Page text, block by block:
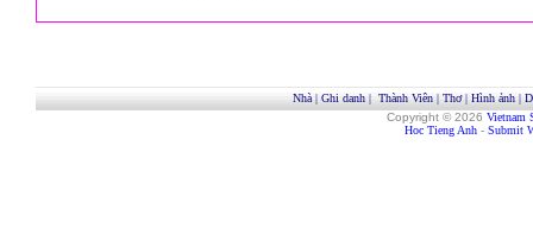
Nhà| Ghi danh| Thành Viên| Thơ| Hình ảnh|
Copyright © 2026 Vietnam
Hoc Tieng Anh - Submit